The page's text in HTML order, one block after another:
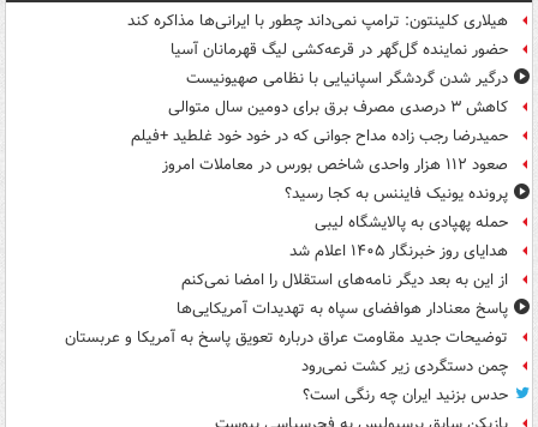
هیلاری کلینتون: ترامپ نمی‌داند چطور با ایرانی‌ها مذاکره کند
حضور نماینده گل‌گهر در قرعه‌کشی لیگ قهرمانان آسیا
درگیر شدن گردشگر اسپانیایی با نظامی صهیونیست
کاهش ۳ درصدی مصرف برق برای دومین سال متوالی
حمیدرضا رجب زاده مداح جوانی که در خود خود غلطید +فیلم
صعود ۱۱۲ هزار واحدی شاخص بورس در معاملات امروز
پرونده یونیک فایننس به کجا رسید؟
حمله پهپادی به پالایشگاه لیبی
هدایای روز خبرنگار ۱۴۰۵ اعلام شد
از این به بعد دیگر نامه‌های استقلال را امضا نمی‌کنم
پاسخ معنادار هوافضای سپاه به تهدیدات آمریکایی‌ها
توضیحات جدید مقاومت عراق درباره تعویق پاسخ به آمریکا و عربستان
چمن دستگردی زیر کشت نمی‌رود
حدس بزنید ایران چه رنگی است؟